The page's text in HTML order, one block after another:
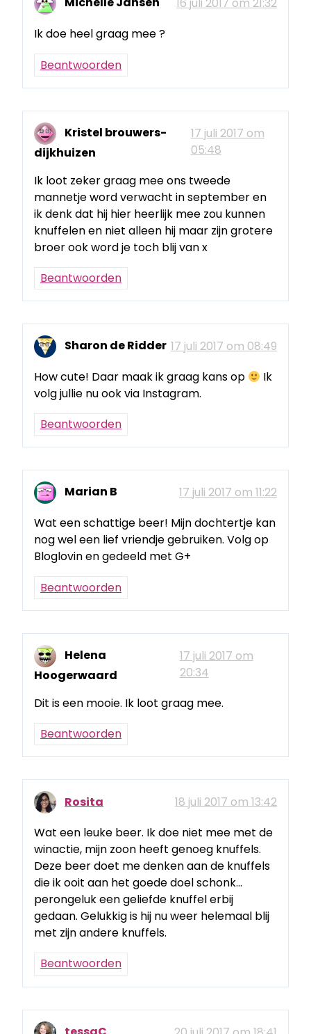
16 juli 2017 om 21:32
Ik doe heel graag mee ?
Beantwoorden
Kristel brouwers-
dijkhuizen
17 juli 2017 om
05:48
Ik loot zeker graag mee ons tweede
mannetje word verwacht in september en
ik denk dat hij hier heerlijk mee zou kunnen
knuffelen en niet alleen hij maar zijn grotere
broer ook word je toch blij van x
Beantwoorden
Sharon de Ridder 17 juli 2017 om 08:49
How cute! Daar maak ik graag kans op
Ik
volg jullie nu ook via Instagram.
Beantwoorden
Marian B
17 juli 2017 om 11:22
Wat een schattige beer! Mijn dochtertje kan
nog wel een lief vriendje gebruiken. Volg op
Bloglovin en gedeeld met G+
Beantwoorden
Helena
Hoogerwaard
17 juli 2017 om
20:34
Dit is een mooie. Ik loot graag mee.
Beantwoorden
Rosita
18 juli 2017 om 13:42
Wat een leuke beer. Ik doe niet mee met de
winactie, mijn zoon heeft genoeg knuffels.
Deze beer doet me denken aan de knuffels
die ik ooit aan het goede doel schonk…
perongeluk een geliefde knuffel erbij
gedaan. Gelukkig is hij nu weer helemaal blij
met zijn andere knuffels.
Beantwoorden